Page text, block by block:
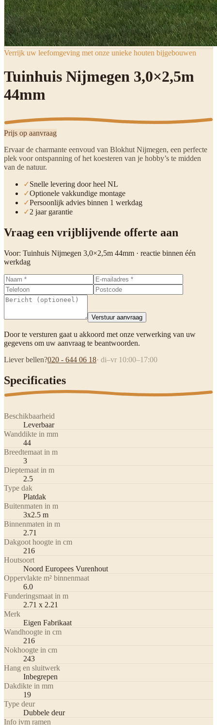
Verrijk uw leefomgeving met onze unieke houten bijgebouwen
Tuinhuis Nijmegen 3,0×2,5m
44mm
Prijs op aanvraag
Ervaar de charmante eenvoud van Blokhut Nijmegen, een perfecte
plek voor ontspanning of het koesteren van je hobby’s te midden
van de natuur.
✓Snelle levering door heel NL
✓Optionele vakkundige montage
✓Persoonlijk advies binnen 1 werkdag
✓2 jaar garantie
Vraag een vrijblijvende offerte aan
Voor: Tuinhuis Nijmegen 3,0×2,5m 44mm · reactie binnen één
werkdag
Verstuur aanvraag
Door te versturen gaat u akkoord met onze verwerking van uw
gegevens om uw aanvraag te beantwoorden.
Liever bellen?020 - 644 06 18· di–vr 10:00–17:00
Specificaties
Beschikbaarheid
Leverbaar
Wanddikte in mm
44
Breedtemaat in m
3
Dieptemaat in m
2.5
Type dak
Platdak
Buitenmaten in m
3x2.5 m
Binnenmaten in m
2.71
Dakgoot hoogte in cm
216
Houtsoort
Noord Europees Vurenhout
Oppervlakte m² binnenmaat
6.0
Funderingsmaat in m
2.71 x 2.21
Merk
Eigen Fabrikaat
Wandhoogte in cm
216
Nokhoogte in cm
243
Hang en sluitwerk
Inbegrepen
Dakdikte in mm
19
Type deur
Dubbele deur
Info ivm ramen